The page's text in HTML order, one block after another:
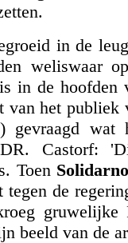
in de
weliswaar
in de
het publiek
gevraagd wat
Castorf:
Toen
tegen de
gruwelijke
beeld van de